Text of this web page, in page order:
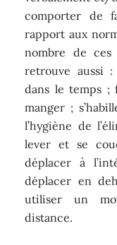
comporter de
rapport aux
nombre de ces
retrouve aussi :
dans le temps ;
manger ;
l’hygiène de
lever et se
déplacer à
déplacer en
utiliser un
distance.